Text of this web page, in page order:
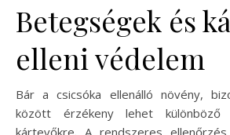
Betegségek és
elleni védelem
Bár a csicsóka ellenálló növény,
között érzékeny lehet különböző
kártevőkre. A rendszeres